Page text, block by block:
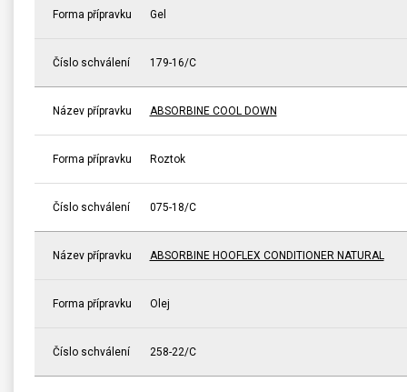
Forma přípravku Gel
Číslo schválení 179-16/C
Název přípravku ABSORBINE COOL DOWN
Forma přípravku Roztok
Číslo schválení 075-18/C
Název přípravku ABSORBINE HOOFLEX CONDITIONER NATURAL
Forma přípravku Olej
Číslo schválení 258-22/C